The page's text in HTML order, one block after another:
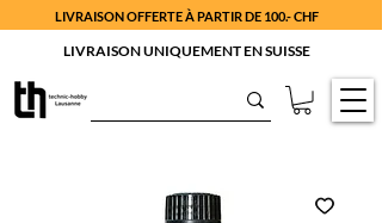
LIVRAISON OFFERTE À PARTIR DE 100.- CHF
LIVRAISON UNIQUEMENT EN SUISSE